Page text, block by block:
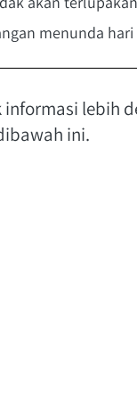
menunda
informasi lebih
ini.